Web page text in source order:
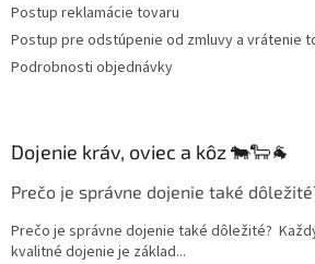
Postup reklamácie tovaru
Postup pre odstúpenie od zmluvy a vrátenie
Podrobnosti objednávky
Dojenie kráv, oviec a kôz 🐄🐑🐐
Prečo je správne dojenie také
Prečo je správne dojenie také dôležité?
kvalitné dojenie je základ...